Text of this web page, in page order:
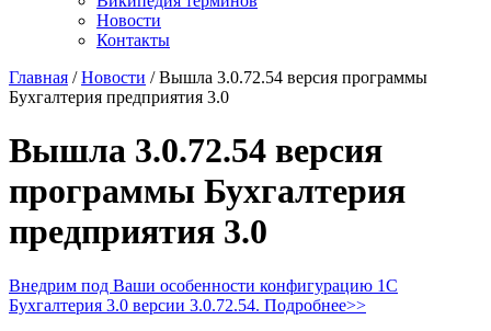
Новости
Контакты
Главная /Новости /Вышла 3.0.72.54 версия программы
Бухгалтерия предприятия 3.0
Вышла 3.0.72.54 версия
программы Бухгалтерия
предприятия 3.0
Внедрим под Ваши особенности конфигурацию 1С
Бухгалтерия 3.0 версии 3.0.72.54. Подробнее>>